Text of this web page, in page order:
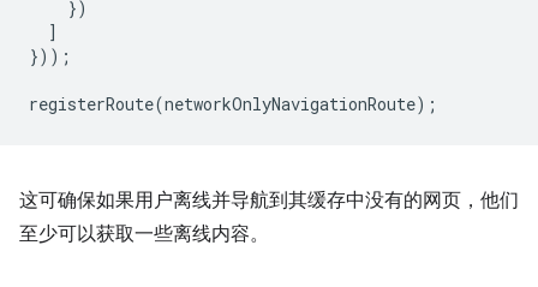
})
]
}));
registerRoute(networkOnlyNavigationRoute);
这可确保如果用户离线并导航到其缓存中没有的网页，他们
至少可以获取一些离线内容。